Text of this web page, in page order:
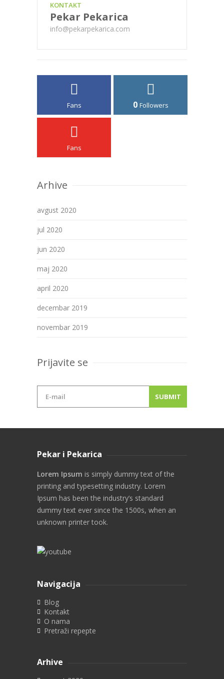
KONTAKT
Pekar Pekarica
info@pekarpekarica.com
Fans 0 Followers
Fans
Arhive
avgust 2020
jul 2020
jun 2020
maj 2020
april 2020
decembar 2019
novembar 2019
Prijavite se
Pekar i Pekarica
Lorem Ipsum is simply dummy text of the
printing and typesetting industry. Lorem
Ipsum has been the industry’s standard
dummy text ever since the 1500s, when an
unknown printer took.
Navigacija
Blog
Kontakt
O nama
Pretraži repepte
Arhive